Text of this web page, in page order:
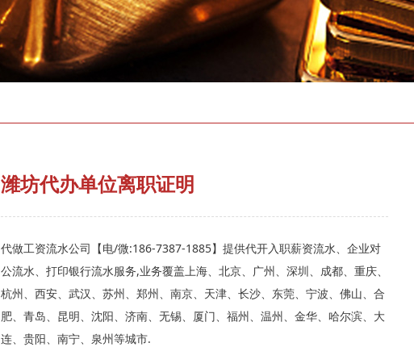
存款证明
潍坊代办单位离职证明
代做工资流水公司【电/微:186-7387-1885】提供代开入职薪资流水、企业对
公流水、打印银行流水服务,业务覆盖上海、北京、广州、深圳、成都、重庆、
杭州、西安、武汉、苏州、郑州、南京、天津、长沙、东莞、宁波、佛山、合
肥、青岛、昆明、沈阳、济南、无锡、厦门、福州、温州、金华、哈尔滨、大
连、贵阳、南宁、泉州等城市.